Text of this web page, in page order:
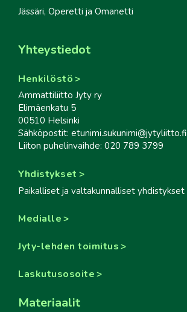
Jässäri, Operetti ja Omanetti
Yhteystiedot
Henkilöstö
Ammattiliitto Jyty ry
Elimäenkatu 5
00510 Helsinki
Sähköpostit: etunimi.sukunimi@jytyliitto.fi
Liiton puhelinvaihde: 020 789 3799
Yhdistykset
Paikalliset ja valtakunnalliset yhdistykset
Medialle
Jyty-lehden toimitus
Laskutusosoite
Materiaalit